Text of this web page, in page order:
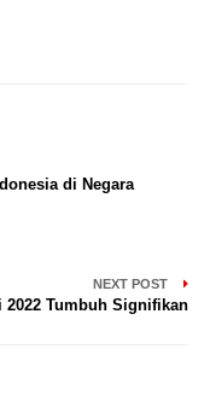
di Negara
NEXT POST
Tumbuh Signifikan